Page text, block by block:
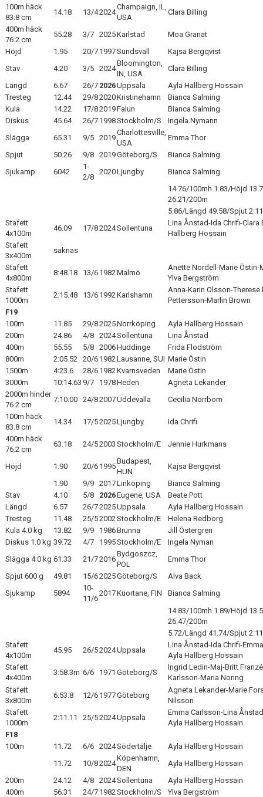
100m häck
83.8 cm
14.18 13/42024
Champaign, IL,
USA
Clara Billing
400m häck
76.2 cm
55.28 3/7 2025Karlstad
Moa Granat
Höjd
1.95 20/7 1997Sundsvall
Kajsa Bergqvist
Stav
4.20 3/5 2024
Bloomington,
IN, USA
Clara Billing
Längd
6.67 26/7 2026Uppsala
Ayla Hallberg Hossain
Tresteg
12.44 29/82020Kristinehamn
Bianca Salming
Kula
14.22 17/82019Falun
Bianca Salming
Diskus
45.64 26/7 1998Stockholm/S
Ingela Nymann
Slägga
65.31 9/5 2019
Charlottesville,
USA
Emma Thor
Spjut
50.26 9/8 2019Göteborg/S
Bianca Salming
Sjukamp
6042
1-
2/8
2020Ljungby
Bianca Salming
14.76/100mh 1.83/Höjd
26.21/200m
5.86/Längd 49.58/Spjut
Stafett
4x100m
46.09 17/82024Sollentuna
Lina Ånstad-Ida Chrifi-Clara
Hallberg Hossain
Stafett
3x400m
saknas
Stafett
4x800m
8:48.18 13/6 1982Malmö
Anette Nordell-Marie Östin-
Ylva Bergström
Stafett
1000m
2:15.48 13/6 1992Karlshamn
Anna-Karin Olsson-Therese
Pettersson-Marlin Brown
F19
100m
11.85 29/82025Norrköping
Ayla Hallberg Hossain
200m
24.86 4/8 2024Sollentuna
Lina Ånstad
400m
55.55 5/8 2006Huddinge
Frida Flodström
800m
2:05.52 20/6 1982Lausanne, SUI Marie Östin
1500m
4:23.6 28/6 1982Kvarnsveden
Marie Östin
3000m
10:14.63 9/7 1978Heden
Agneta Lekander
2000m hinder
76.2 cm
7:10.00 24/82007Uddevalla
Cecilia Norrbom
100m häck
83.8 cm
14.34 17/52025Ljungby
Ida Chrifi
400m häck
76.2 cm
63.18 24/52003 Stockholm/E Jennie Hurkmans
Höjd 1.90 20/6 1995
Budapest,
HUN
Kajsa Bergqvist
1.90
9/9 2017Linköping
Bianca Salming
Stav
4.10 5/8 2026Eugene, USA
Beate Pott
Längd
6.57 26/72025Uppsala
Ayla Hallberg Hossain
Tresteg
11.48 25/52002Stockholm/E
Helena Redborg
Kula 4.0 kg
13.82 9/9 1986Brunna
Jill Östergren
Diskus 1.0 kg 39.72 4/7 1995Stockholm/E
Ingela Nyman
Slägga 4.0 kg 61.33 21/72016
Bydgoszcz,
POL
Emma Thor
Spjut 600 g
49.81 15/62025Göteborg/S
Alva Back
Sjukamp
5894
10-
11/6
2017Kuortane, FIN
Bianca Salming
14.83/100mh 1.89/Höjd
26.47/200m
5.72/Längd 41.74/Spjut
Stafett
4x100m
45.95 26/52024Uppsala
Lina Ånstad-Ida Chrifi-
Ayla Hallberg Hossain
Stafett
4x400m
3:58.3m 6/6 1971 Göteborg/S
Ingrid Ledin-Maj-Britt
Karlsson-Maria Noring
Stafett
3x800m
6:53.8 12/6 1977Göteborg
Agneta Lekander-Marie
Nilsson
Stafett
1000m
2:11.11 25/52024Uppsala
Emma Carlsson-Lina
Ayla Hallberg Hossain
F18
100m
11.72 6/6 2024Södertälje
Ayla Hallberg Hossain
11.72
10/82024
Köpenhamn,
DEN
Ayla Hallberg Hossain
200m
24.12 4/8 2024Sollentuna
Ayla Hallberg Hossain
400m
56.31 24/7 1982Stockholm/S
Ylva Bergström